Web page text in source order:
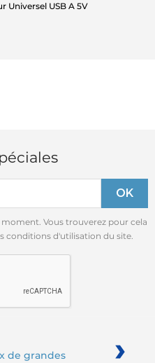
Universel USB A 5V
Vous trouverez pour cela
conditions d'utilisation du site.
de grandes
›